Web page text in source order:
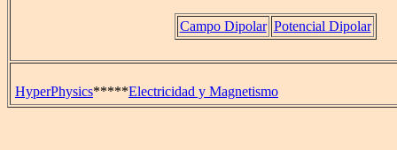
Campo Dipolar Potencial Dipolar
HyperPhysics*****Electricidad y Magnetismo